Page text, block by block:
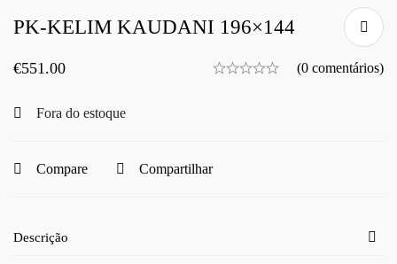
PK-KELIM KAUDANI 196×144
€551.00 (0 comentários)
Fora do estoque
Compare Compartilhar
Descrição